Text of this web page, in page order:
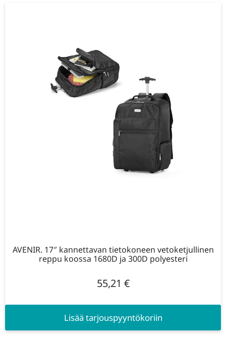
AVENIR. 17″ kannettavan tietokoneen vetoketjullinen
reppu koossa 1680D ja 300D polyesteri
55,21 €
Lisää tarjouspyyntökoriin